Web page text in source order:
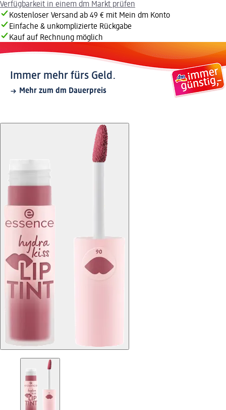
Verfügbarkeit in einem dm Markt prüfen
Kostenloser Versand ab 49 € mit Mein dm Konto
Einfache & unkomplizierte Rückgabe
Kauf auf Rechnung möglich
Immer mehr fürs Geld.
Mehr zum dm Dauerpreis